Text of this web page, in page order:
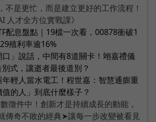
不是更忙，而是建立更好的工作流程！
人才全方位實戰課》
配息盤點｜19檔一次看，00878衝破1
殖利率逾16%
」說話，中間有8道關卡！翊嘉禮儀
式，讓逝者最後道別？
輕人當水電工！程世嘉：智慧通膨重
的人」到底什麼樣子？
徵件中！創新才是持續成長的動能，
傳奇不敗的經典➤讓每一步改變被看見